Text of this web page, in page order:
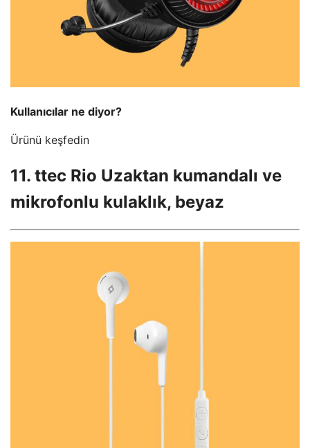
Kullanıcılar ne diyor?
Ürünü keşfedin
11. ttec Rio Uzaktan kumandalı ve
mikrofonlu kulaklık, beyaz